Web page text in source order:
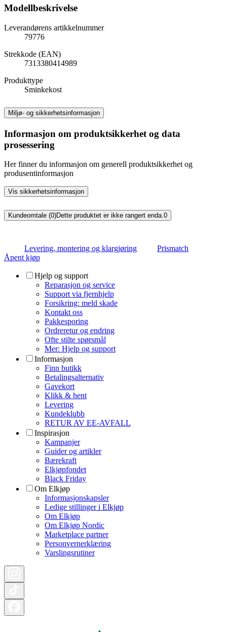
Modellbeskrivelse
Leverandørens artikkelnummer
79776
Strekkode (EAN)
7313380414989
Produkttype
Sminkekost
Miljø- og sikkerhetsinformasjon
Informasjon om produktsikkerhet og data
prosessering
Her finner du informasjon om generell produktsikkerhet og
produsentinformasjon
Vis sikkerhetsinformasjon
Kundeomtale (0)Dette produktet er ikke rangert enda.0
Levering, montering og klargjøring
Prismatch
Åpent kjøp
Hjelp og support
Reparasjon og service
Support via fjernhjelp
Forsikring: meld skade
Kontakt oss
Pakkesporing
Ordreretur og endring
Ofte stilte spørsmål
Mer: Hjelp og support
Informasjon
Finn butikk
Betalingsalternativ
Gavekort
Klikk & hent
Levering
Kundeklubb
RETUR AV EE-AVFALL
Inspirasjon
Kampanjer
Guider og artikler
Bærekraft
Elkjøpfondet
Black Friday
Om Elkjøp
Informasjonskapsler
Ledige stillinger i Elkjøp
Om Elkjøp
Om Elkjøp Nordic
Marketplace partner
Personvernerklæring
Varslingsrutiner